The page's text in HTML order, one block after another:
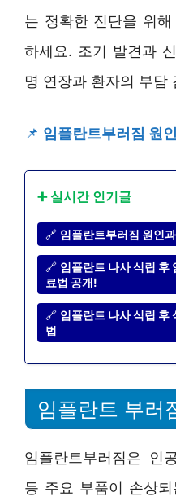
는 정확한 진단을 위
하세요. 조기 발견과
명 연장과 환자의 부담
📌 임플란트부러짐 원
➕ 실시간 인기글
🔗 임플란트부러짐 원인
🔗 임플란트 나사 식립 후
료법 공개!
🔗 임플란트 나사 식립 후
법
임플란트 부러
임플란트부러짐은 인
등 주요 부품이 손상